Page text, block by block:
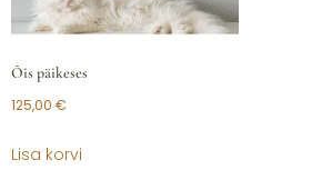
Õis päikeses
125,00 €
Lisa korvi